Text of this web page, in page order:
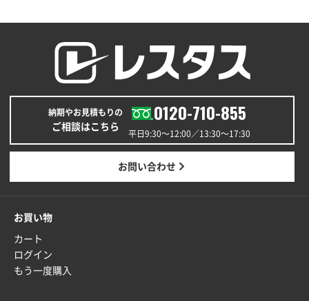
納期やお見積もりの
ご相談はこちら
0120-710-855
平日9:30〜12:00／13:30〜17:30
お問い合わせ
お買い物
カート
ログイン
もう一度購入